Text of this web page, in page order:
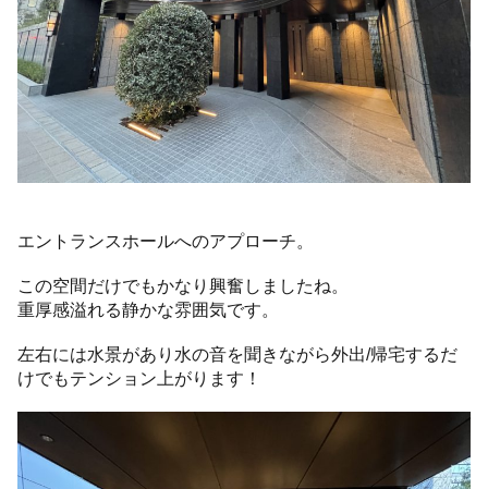
エントランスホールへのアプローチ。
この空間だけでもかなり興奮しましたね。
重厚感溢れる静かな雰囲気です。
左右には水景があり水の音を聞きながら外出/帰宅するだ
けでもテンション上がります！